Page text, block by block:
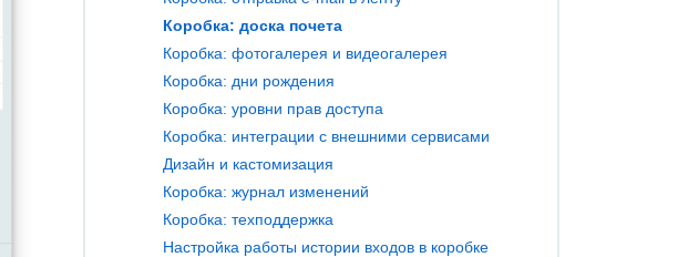
Коробка: доска почета
Коробка: фотогалерея и видеогалерея
Коробка: дни рождения
Коробка: уровни прав доступа
Коробка: интеграции с внешними сервисами
Дизайн и кастомизация
Коробка: журнал изменений
Коробка: техподдержка
Настройка работы истории входов в коробке